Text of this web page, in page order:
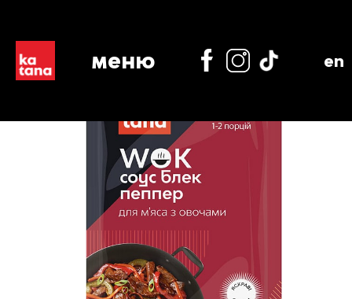
меню en